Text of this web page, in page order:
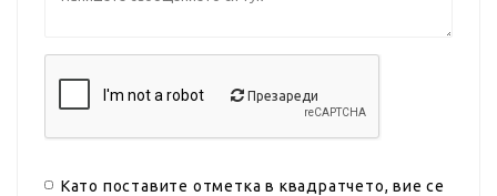
Презареди
Като поставите отметка в квадратчето, вие се